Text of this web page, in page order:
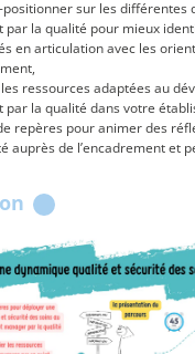
sur les différentes
par la qualité pour mieux
en articulation avec les
ressources adaptées au
par la qualité dans votre
repères pour animer des
auprès de l’encadrement et